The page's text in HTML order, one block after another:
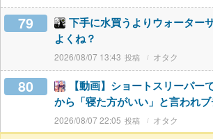
79
下手に水買うよりウォーター
よくね？
2026/08/07 13:43 オタク
80
【動画】ショートスリーパー
から「寝た方がいい」と言われ
2026/08/07 22:05 オタク